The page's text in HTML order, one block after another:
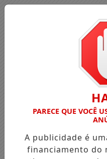
PARECE QUE VOCÊ
A publicidade é
financiamento do